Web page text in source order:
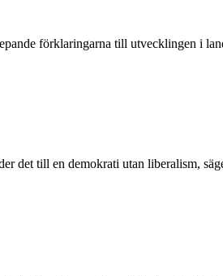
förklaringarna till utvecklingen i
det till en demokrati utan liberalism,